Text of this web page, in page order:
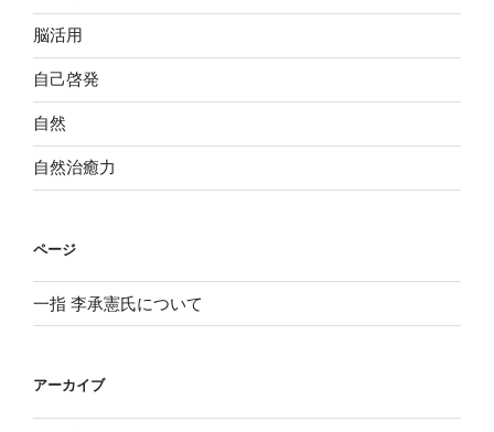
脳活用
自己啓発
自然
自然治癒力
ページ
一指 李承憲氏について
アーカイブ